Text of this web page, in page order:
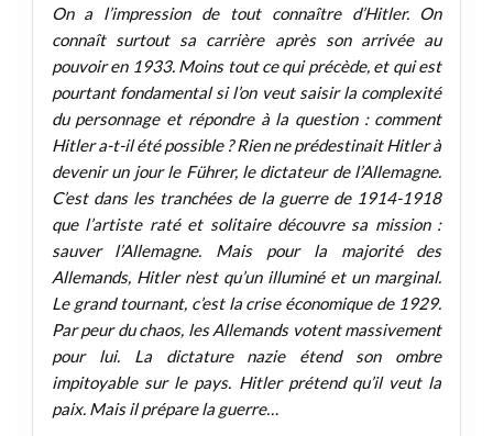
On a l’impression de tout connaître d’Hitler. On
connaît surtout sa carrière après son arrivée au
pouvoir en 1933. Moins tout ce qui précède, et qui est
pourtant fondamental si l’on veut saisir la complexité
du personnage et répondre à la question : comment
Hitler a-t-il été possible ? Rien ne prédestinait Hitler à
devenir un jour le Führer, le dictateur de l’Allemagne.
C’est dans les tranchées de la guerre de 1914-1918
que l’artiste raté et solitaire découvre sa mission :
sauver l’Allemagne. Mais pour la majorité des
Allemands, Hitler n’est qu’un illuminé et un marginal.
Le grand tournant, c’est la crise économique de 1929.
Par peur du chaos, les Allemands votent massivement
pour lui. La dictature nazie étend son ombre
impitoyable sur le pays. Hitler prétend qu’il veut la
paix. Mais il prépare la guerre…